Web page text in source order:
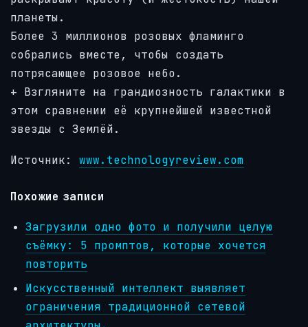
планеты.
Более 3 миллионов розовых фламинго
собрались вместе, чтобы создать
потрясающее розовое небо.
+ Взгляните на грандиозность галактики в
этом сравнении её крупнейшей известной
звезды с Землёй.
Источник: www.technologyreview.com
Похожие записи
Загрузили одно фото и получили целую
съёмку: 5 промптов, которые хочется
повторить
Искусственный интеллект выявляет
ограничения традиционной сетевой